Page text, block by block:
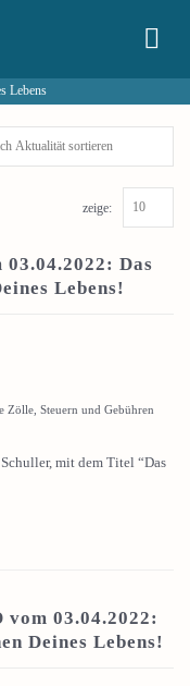
Lebens
zeige:
03.04.2022: Das
Lebens!
Steuern und Gebühren
mit dem Titel “Das
vom 03.04.2022:
Deines Lebens!